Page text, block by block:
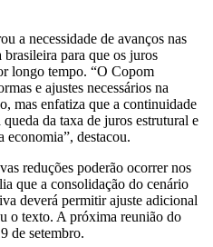
a necessidade de avanços nas
para que os juros
longo tempo. “O Copom
e ajustes necessários na
mas enfatiza que a continuidade
queda da taxa de juros estrutural e
economia”, destacou.
reduções poderão ocorrer nos
que a consolidação do cenário
deverá permitir ajuste adicional
o texto. A próxima reunião do
de setembro.